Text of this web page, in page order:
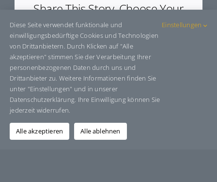
Share This Story, Choose Your
Platform!
Facebook Bluesky WhatsAppTelegram
E-
Mail
Über den Autor: Grafik-Design-Jutta-Sucker
Diese Seite verwendet funktionale und
einwilligungsbedürftige Cookies und Technologien
von Drittanbietern. Durch Klicken auf "Alle
akzeptieren" stimmen Sie der Verarbeitung Ihrer
personenbezogenen Daten durch uns und
Drittanbieter zu. Weitere Informationen finden Sie
unter "Einstellungen" und in unserer
Datenschutzerklärung. Ihre Einwilligung können Sie
jederzeit widerrufen.
Einstellungen
Alle akzeptieren Alle ablehnen